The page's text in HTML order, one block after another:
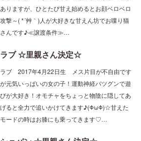
ありますが、ひとたび甘え始めるとお顔ベロベロ
攻撃～( *´艸｀)人が大好きな甘えん坊でお喋り猫
さんです♪≪譲渡条件≫…
ラブ ☆里親さん決定☆
ラブ 2017年4月22日生 メス片目が不自由です
が元気いっぱいの女の子！運動神経バツグンで遊
びが大好き！オモチャをちょっと物陰に隠してあ
げると全力で追いかけてきます♪(ΦωΦ)☆甘えた
モードの時はお膝にも乗ってきます♡…
ショパン ☆里親さん決定☆